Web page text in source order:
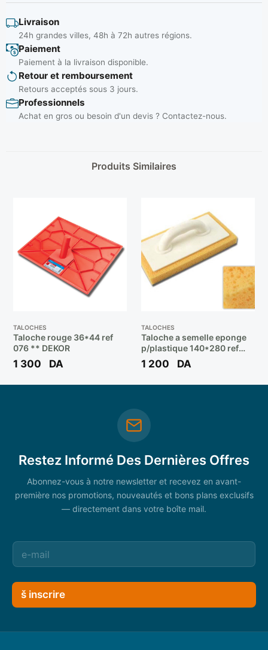
Livraison
24h grandes villes, 48h à 72h autres régions.
Paiement
Paiement à la livraison disponible.
Retour et remboursement
Retours acceptés sous 3 jours.
Professionnels
Achat en gros ou besoin d'un devis ? Contactez-nous.
Produits Similaires
TALOCHES
Taloche rouge 36*44 ref
076 ** DEKOR
1 300 DA
TALOCHES
Taloche a semelle eponge
p/plastique 140*280 ref
183 ** DEKOR
1 200 DA
Restez Informé Des Dernières Offres
Abonnez-vous à notre newsletter et recevez en avant-
première nos promotions, nouveautés et bons plans exclusifs
— directement dans votre boîte mail.
š inscrire